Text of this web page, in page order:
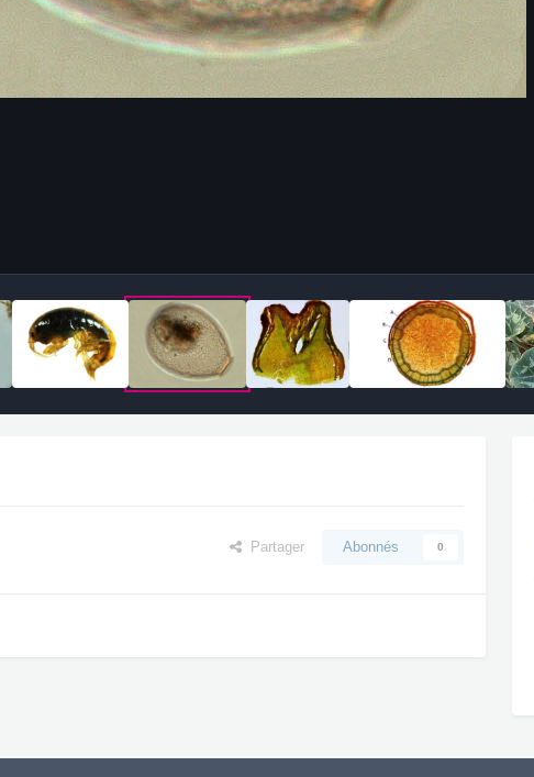
Partager Abonnés 0